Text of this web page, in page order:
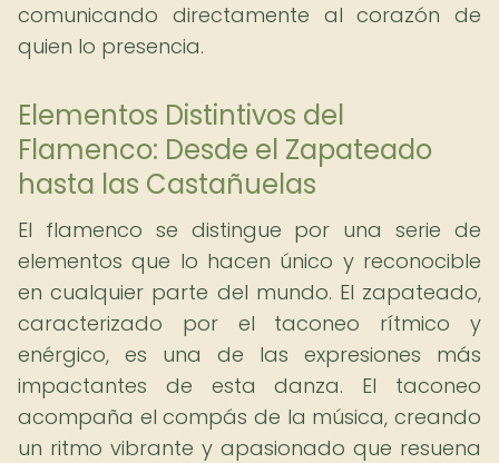
comunicando directamente al corazón de
quien lo presencia.
Elementos Distintivos del
Flamenco: Desde el Zapateado
hasta las Castañuelas
El flamenco se distingue por una serie de
elementos que lo hacen único y reconocible
en cualquier parte del mundo. El zapateado,
caracterizado por el taconeo rítmico y
enérgico, es una de las expresiones más
impactantes de esta danza. El taconeo
acompaña el compás de la música, creando
un ritmo vibrante y apasionado que resuena